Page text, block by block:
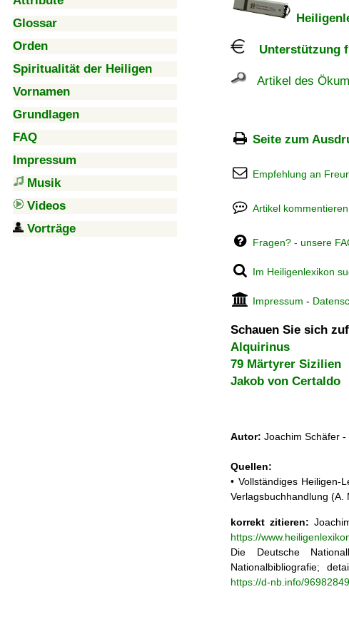
Glossar
Orden
Spiritualität der Heiligen
Vornamen
Grundlagen
FAQ
Impressum
Musik
Videos
Vorträge
Unterstützung
Artikel des
Seite zum
Empfehlung an
Artikel
Fragen? - unsere
Im Heiligenlexikon
Impressum -
Schauen Sie sich
Alquirinus
79 Märtyrer Sizilien
Jakob von Certaldo
Autor: Joachim Schäfer -
Quellen:
• Vollständiges
Verlagsbuchhandlung (A.
korrekt zitieren:
https://
Die Deutsche
Nationalbibliografie;
https://d-nb.info/